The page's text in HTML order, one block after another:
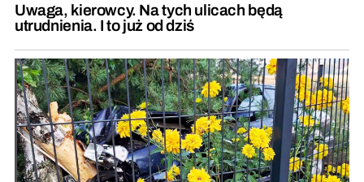
Uwaga, kierowcy. Na tych ulicach będą
utrudnienia. I to już od dziś